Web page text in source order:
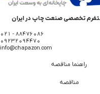
تخصصی صنعت چاپ در ایران
88476086 - 021
09232094470
info@chapazon.com
راهنما مناقصه
مناقصه